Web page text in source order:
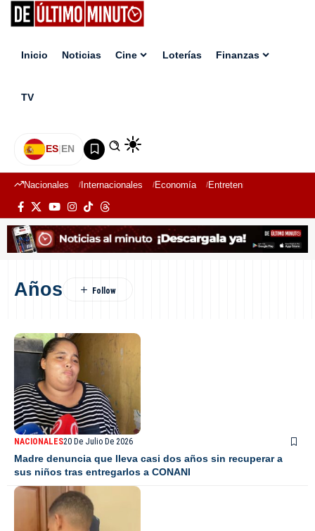
Inicio Noticias Cine Loterías Finanzas
TV
ES|EN
Nacionales Internacionales Economía Entretenimiento
Años
NACIONALES20 De Julio De 2026
Madre denuncia que lleva casi dos años sin recuperar a
sus niños tras entregarlos a CONANI